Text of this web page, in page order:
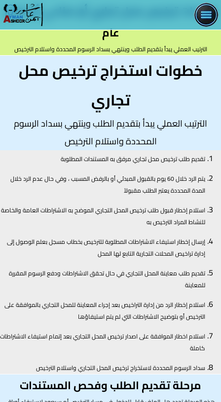
إجراءات ترخيص محل تجاري
تواصل معنا
اجراءات ترخيص محل تجاري أو صناعي أو محل
عام
الترتيب العملي يبدأ بتقديم الطلب وينتهي بسداد الرسوم المحددة واستلام الترخيص
خطوات استخراج ترخيص محل
تجاري
الترتيب العملي يبدأ بتقديم الطلب وينتهي بسداد الرسوم
المحددة واستلام الترخيص
تقديم طلب ترخيص محل تجاري مرفق به المستندات المطلوبة
يتم الرد خلال 60 يوم بالقبول المبدئي أو بالرفض المسبب ، وفي حال عدم الرد خلال
المدة المحددة يعتبر الطلب مقبولاً
استلام إخطار قبول طلب ترخيص المحل التجاري الموضح به الاشتراطات العامة والخاصة
للنشاط المراد الترخيص به
إرسال إخطار استيفاء الاشتراطات المطلوبة للترخيص بخطاب مسجل بعلم الوصول إلى
إدارة تراخيص المحلات التجارية التابع لها المحل
تقديم طلب معاينة المحل التجاري في حال تحقق الاشتراطات ودفع الرسوم المقررة
للمعاينة
استلام إخطار الرد من إدارة التراخيص بعد إجراء المعاينة للمحل التجاري بالموافقة على
الترخيص أو بتوضيح الاشتراطات التي لم يتم استيفاؤها
استلام اخطار الموافقة على اصدار ترخيص المحل التجاري بعد إتمام استيفاء الاشتراطات
كاملة
سداد الرسوم المحددة لاستخراج ترخيص المحل التجاري واستلام الترخيص
مرحلة تقديم الطلب وفحص المستندات